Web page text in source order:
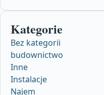
Kategorie
Bez kategorii
budownictwo
Inne
Instalacje
Najem